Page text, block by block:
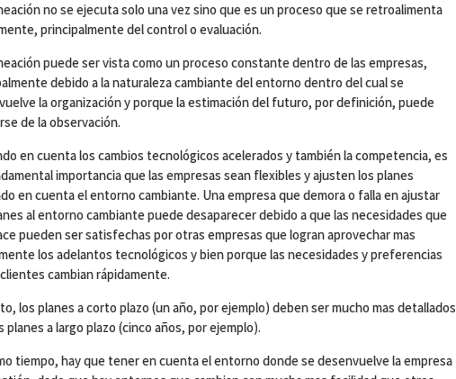
no se ejecuta solo una vez sino que es un proceso que se retroalimenta
principalmente del control o evaluación.
puede ser vista como un proceso constante dentro de las empresas,
debido a la naturaleza cambiante del entorno dentro del cual se
la organización y porque la estimación del futuro, por definición, puede
de la observación.
en cuenta los cambios tecnológicos acelerados y también la competencia, es
importancia que las empresas sean flexibles y ajusten los planes
en cuenta el entorno cambiante. Una empresa que demora o falla en ajustar
al entorno cambiante puede desaparecer debido a que las necesidades que
pueden ser satisfechas por otras empresas que logran aprovechar mas
los adelantos tecnológicos y bien porque las necesidades y preferencias
cambian rápidamente.
los planes a corto plazo (un año, por ejemplo) deben ser mucho mas detallados
planes a largo plazo (cinco años, por ejemplo).
tiempo, hay que tener en cuenta el entorno donde se desenvuelve la empresa